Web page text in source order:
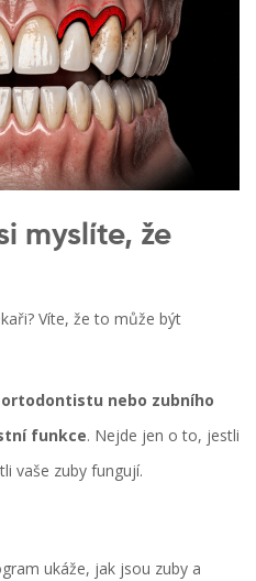
myslíte, že
Víte, že to může být
nebo zubního
funkce. Nejde jen o to, jestli
vaše zuby fungují.
ukáže, jak jsou zuby a